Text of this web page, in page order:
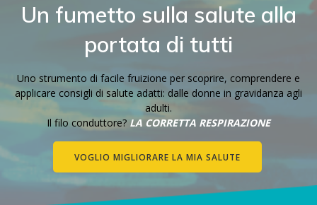
Un fumetto sulla salute alla
portata di tutti
Uno strumento di facile fruizione per scoprire, comprendere e
applicare consigli di salute adatti: dalle donne in gravidanza agli
adulti.
Il filo conduttore? LA CORRETTA RESPIRAZIONE
VOGLIO MIGLIORARE LA MIA SALUTE